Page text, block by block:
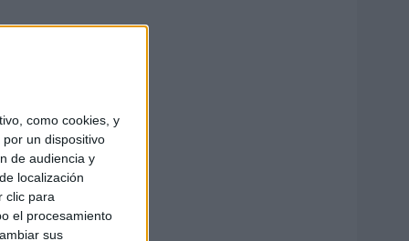
como cookies, y
un dispositivo
de audiencia y
localización
clic para
el procesamiento
sus